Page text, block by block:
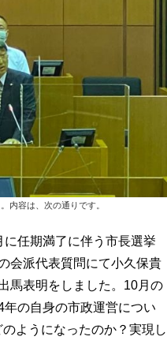
内容は、次の通りです。
任期満了に伴う市長選挙
会派代表質問にて小久保貴
馬表明をしました。10月の
の自身の市政運営につい
ようになったのか？実現し